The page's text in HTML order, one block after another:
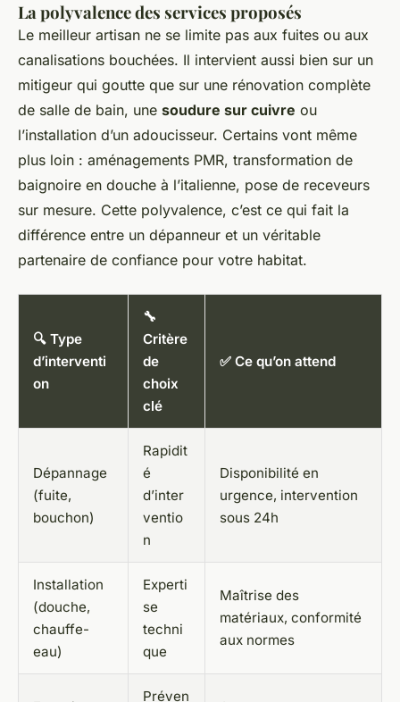
La polyvalence des services proposés
Le meilleur artisan ne se limite pas aux fuites ou aux
canalisations bouchées. Il intervient aussi bien sur un
mitigeur qui goutte que sur une rénovation complète
de salle de bain, une soudure sur cuivre ou
l’installation d’un adoucisseur. Certains vont même
plus loin : aménagements PMR, transformation de
baignoire en douche à l’italienne, pose de receveurs
sur mesure. Cette polyvalence, c’est ce qui fait la
différence entre un dépanneur et un véritable
partenaire de confiance pour votre habitat.
🔍 Type
d’interventi
on
🔧
Critère
de
choix
clé
✅ Ce qu’on attend
Dépannage
(fuite,
bouchon)
Rapidit
é
d’inter
ventio
n
Disponibilité en
urgence, intervention
sous 24h
Installation
(douche,
chauffe-
eau)
Experti
se
techni
que
Maîtrise des
matériaux, conformité
aux normes
Préven